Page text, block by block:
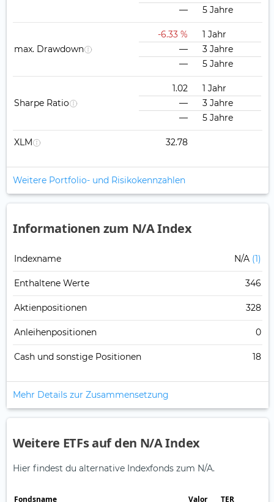
—
5 Jahre
max. Drawdown
-6.33 %
1 Jahr
—
3 Jahre
—
5 Jahre
Sharpe Ratio
1.02
1 Jahr
—
3 Jahre
—
5 Jahre
XLM 32.78
Weitere Portfolio- und Risikokennzahlen
Informationen zum N/A Index
Indexname N/A (1)
Enthaltene Werte 346
Aktienpositionen 328
Anleihenpositionen 0
Cash und sonstige Positionen 18
Mehr Details zur Zusammensetzung
Weitere ETFs auf den N/A Index
Hier findest du alternative Indexfonds zum N/A.
Fonds­name Valor TER